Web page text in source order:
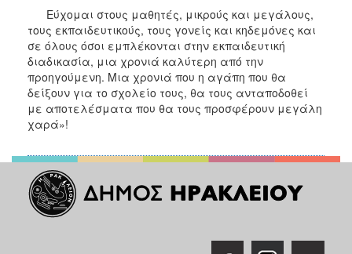
Εύχομαι στους μαθητές, μικρούς και μεγάλους,
τους εκπαιδευτικούς, τους γονείς και κηδεμόνες και
σε όλους όσοι εμπλέκονται στην εκπαιδευτική
διαδικασία, μια χρονιά καλύτερη από την
προηγούμενη. Μια χρονιά που η αγάπη που θα
δείξουν για το σχολείο τους, θα τους ανταποδοθεί
με αποτελέσματα που θα τους προσφέρουν μεγάλη
χαρά»!